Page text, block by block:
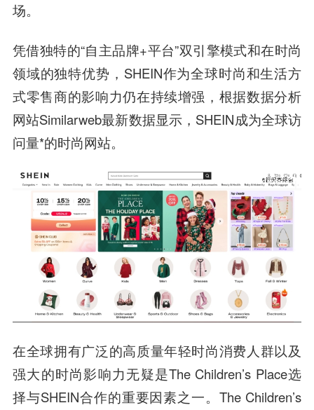
场。
凭借独特的“自主品牌+平台”双引擎模式和在时尚
领域的独特优势，SHEIN作为全球时尚和生活方
式零售商的影响力仍在持续增强，根据数据分析
网站Similarweb最新数据显示，SHEIN成为全球访
问量*的时尚网站。
在全球拥有广泛的高质量年轻时尚消费人群以及
强大的时尚影响力无疑是The Children’s Place选
择与SHEIN合作的重要因素之一。The Children’s